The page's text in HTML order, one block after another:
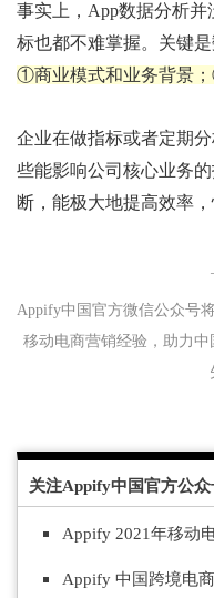
事实上，App数据分析
标也都不难掌握。关键
①商业模式和业务背景
企业在做指标或者定期
些能影响公司核心业务
断，能极大地提高效率，
Appify中国官方微信公众号
移动电商营销经验 ， 助力中
关注Appify中国官方公
Appify 2021年移动
Appify 中国跨境电